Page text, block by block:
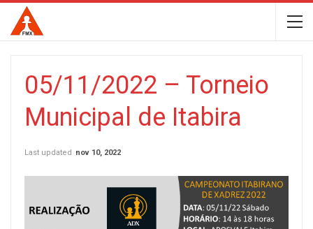
05/11/2022 – Torneio
Municipal de Itabira
Last updated nov 10, 2022